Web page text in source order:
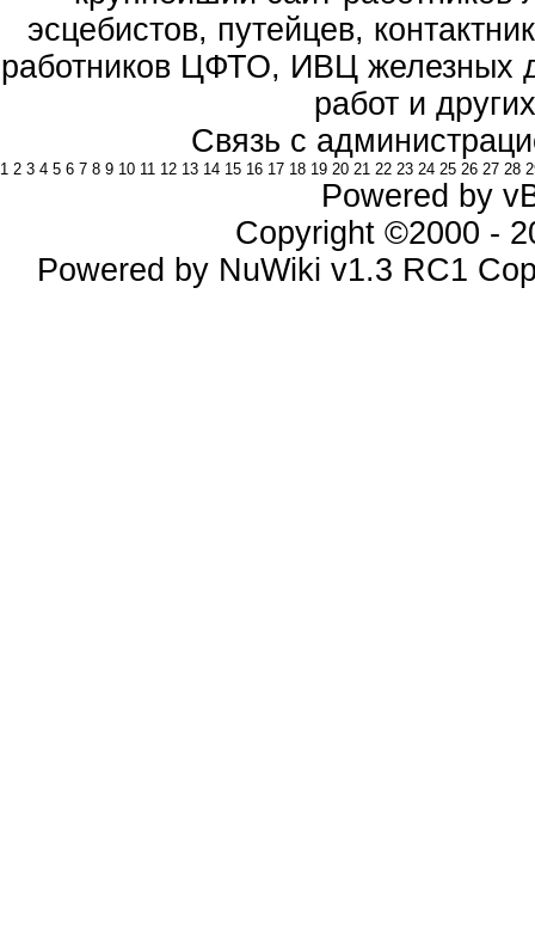
эсцебистов, путейцев,
работников ЦФТО, ИВЦ железных
работ и
Связь с
1 2 3 4 5 6 7 8 9 10 11 12 13 14 15 16 17 18 19 20 21 22 23 24 25 26 27 28
Powered by
Copyright ©2000 -
Powered by NuWiki v1.3 RC1